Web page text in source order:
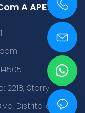
A APEX
Starry
Distrito de